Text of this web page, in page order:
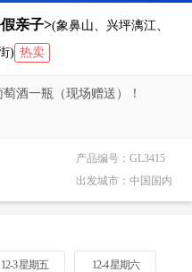
亲子>(象鼻山、兴坪漓江、
) 热卖
酒一瓶（现场赠送）！
产品编号： GL3415
出发城市： 中国国内
12-3 星期五 12-4 星期六